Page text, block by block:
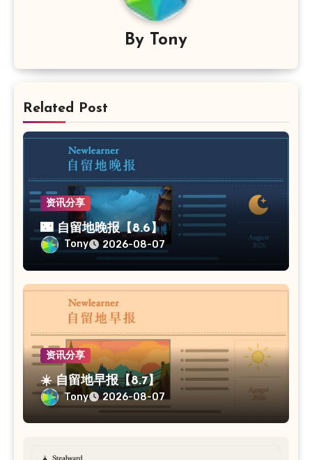
By Tony
Related Post
资讯分享
🌃 自留地晚报【8.6】
Tony 2026-08-07
资讯分享
☀️ 自留地早报【8.7】
Tony 2026-08-07